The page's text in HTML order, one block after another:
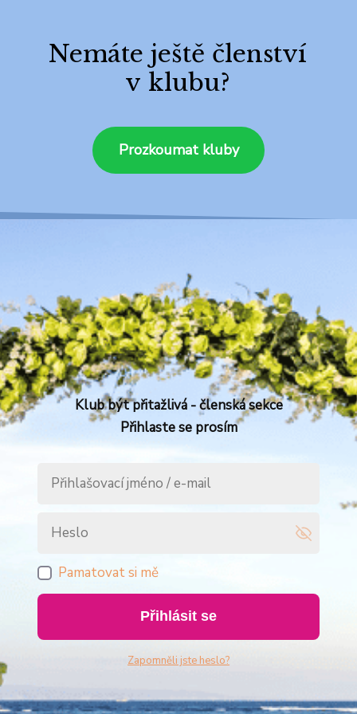
Nemáte ještě členství
v klubu?
Prozkoumat kluby
Klub být přitažlivá - členská sekce
Přihlaste se prosím
Pamatovat si mě
Přihlásit se
Zapomněli jste heslo?